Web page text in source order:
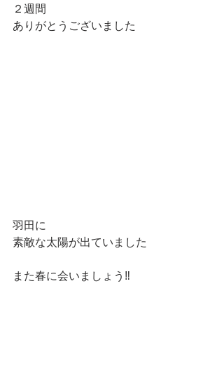
２週間
ありがとうございました
羽田に
素敵な太陽が出ていました
また春に会いましょう‼️